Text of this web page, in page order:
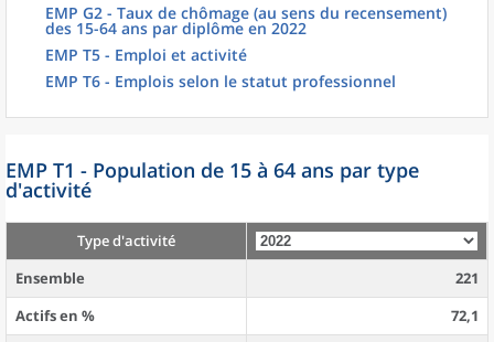
EMP G2 - Taux de chômage (au sens du recensement)
des 15-64 ans par diplôme en 2022
EMP T5 - Emploi et activité
EMP T6 - Emplois selon le statut professionnel
EMP T1 - Population de 15 à 64 ans par type
d'activité
Type d'activité
Ensemble
221
Actifs en %
72,1